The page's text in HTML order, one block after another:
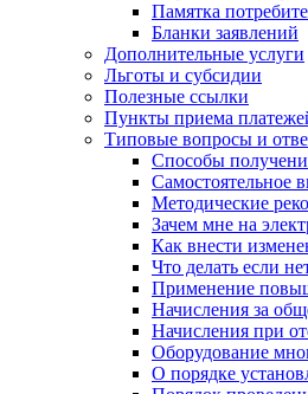
Памятка
Бланки заявлений
Дополнительные услуги
Льготы и субсидии
Полезные ссылки
Пункты приема
Типовые вопросы и
Способы
Самостоятельное
Методические
Зачем мне на
Как внести
Что делать если
Применение
Начисления за
Начисления при
Оборудование
О порядке